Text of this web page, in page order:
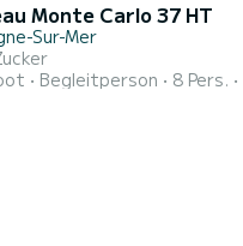
Monte Carlo 37 HT
Sur-Mer
Begleitperson 8 Pers.